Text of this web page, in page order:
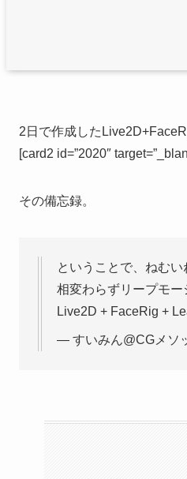
2日で作成した
[card2 id=”2020″
その備忘録。
ということで、ねむい
相変わらずリープモ
Live2D + FaceRig +
— すいみん@CGメソ